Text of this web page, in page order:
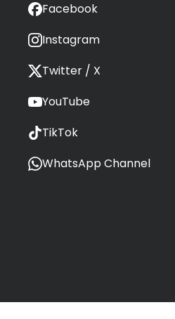
Facebook
Instagram
Twitter / X
YouTube
TikTok
WhatsApp Channel